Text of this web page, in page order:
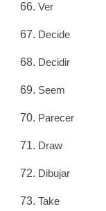
Ver
Decide
Decidir
Seem
Parecer
Draw
Dibujar
Take